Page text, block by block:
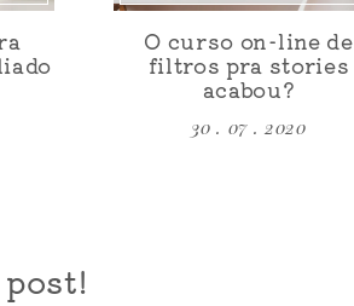
O curso on-line de
filtros pra stories
acabou?
30 . 07 . 2020